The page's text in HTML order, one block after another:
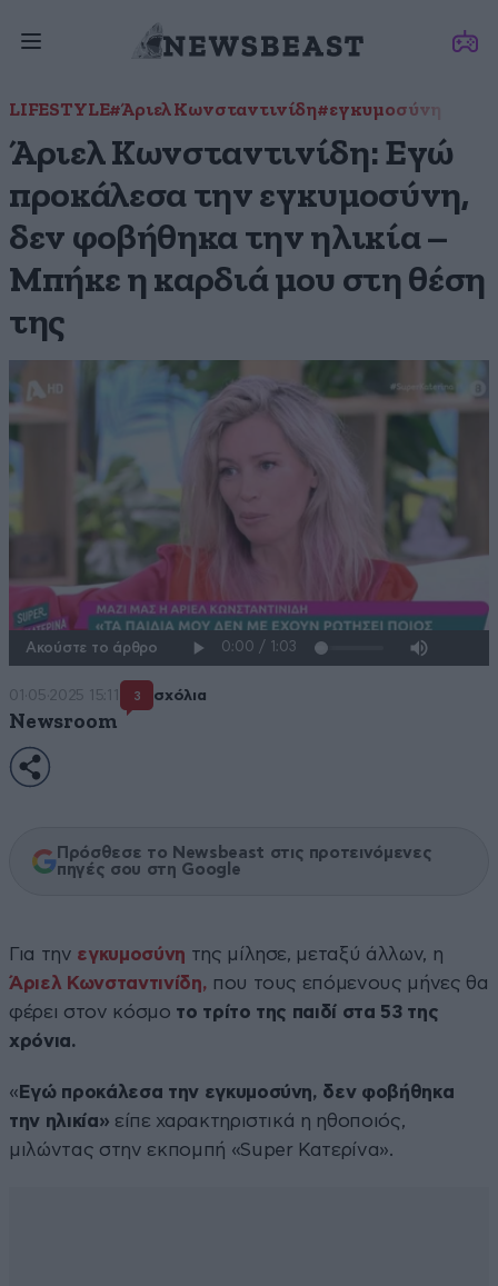
LIFESTYLE#Άριελ Κωνσταντινίδη#εγκυμοσύνη
Άριελ Κωνσταντινίδη: Εγώ
προκάλεσα την εγκυμοσύνη,
δεν φοβήθηκα την ηλικία –
Μπήκε η καρδιά μου στη θέση
της
Ακούστε το άρθρο
01·05·2025 15:11 3 σχόλια
Newsroom
Πρόσθεσε το Newsbeast στις προτεινόμενες
πηγές σου στη Google
Για την εγκυμοσύνη της μίλησε, μεταξύ άλλων, η
Άριελ Κωνσταντινίδη, που τους επόμενους μήνες θα
φέρει στον κόσμο το τρίτο της παιδί στα 53 της
χρόνια.
« Εγώ προκάλεσα την εγκυμοσύνη, δεν φοβήθηκα
την ηλικία» είπε χαρακτηριστικά η ηθοποιός,
μιλώντας στην εκπομπή «Super Κατερίνα».